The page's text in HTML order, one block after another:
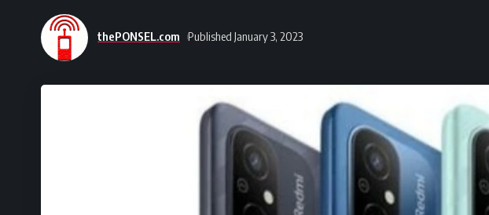
thePONSEL.com Published January 3, 2023